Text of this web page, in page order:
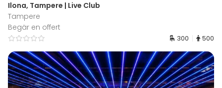
Ilona, Tampere | Live Club
Tampere
Begär en offert
300 500